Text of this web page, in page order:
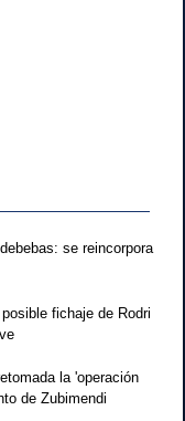
se reincorpora
fichaje de Rodri
la 'operación
de Zubimendi